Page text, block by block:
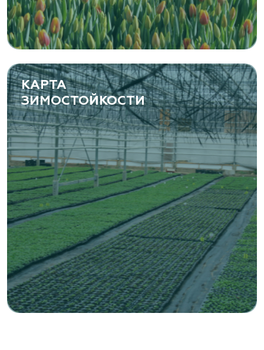
КАРТА
ЗИМОСТОЙКОСТИ